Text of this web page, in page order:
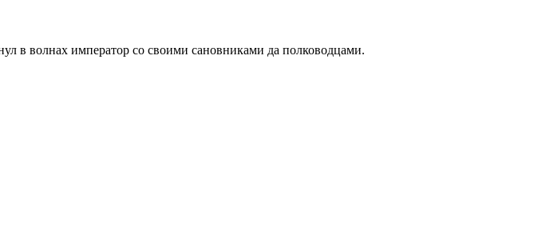
в волнах император со своими сановниками да полководцами.